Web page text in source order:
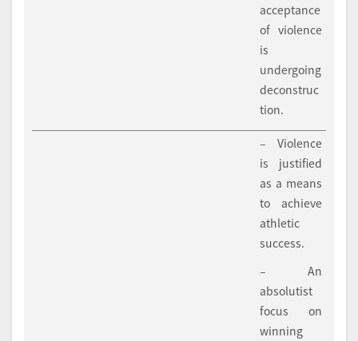
acceptance
of violence
is
undergoing
deconstruc
tion.
– Violence
is justified
as a means
to achieve
athletic
success.
– An
absolutist
focus on
winning